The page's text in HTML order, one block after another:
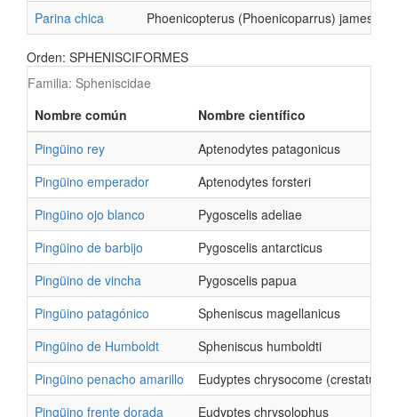
Parina chica
Phoenicopterus (Phoenicoparrus) jamesi
Orden: SPHENISCIFORMES
Familia: Spheniscidae
Nombre común
Nombre científico
Pingüino rey
Aptenodytes patagonicus
Pingüino emperador
Aptenodytes forsteri
Pingüino ojo blanco
Pygoscelis adeliae
Pingüino de barbijo
Pygoscelis antarcticus
Pingüino de vincha
Pygoscelis papua
Pingüino patagónico
Spheniscus magellanicus
Pingüino de Humboldt
Spheniscus humboldti
Pingüino penacho amarillo
Eudyptes chrysocome (crestatus)
Pingüino frente dorada
Eudyptes chrysolophus